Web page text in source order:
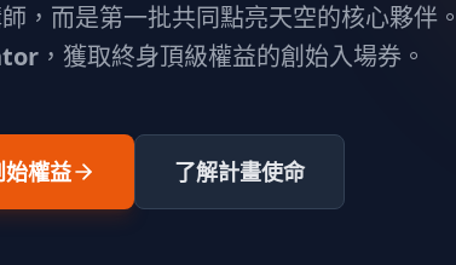
，而是第一批共同點亮天空的核心夥伴。
，獲取終身頂級權益的創始入場券。
權益 了解計畫使命